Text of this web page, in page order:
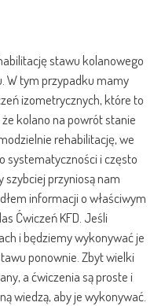
stawu kolanowego
W tym przypadku mamy
izometrycznych, które to
kolano na powrót stanie
rehabilitację, we
systematyczności i często
przyniosą nam
informacji o właściwym
Ćwiczeń KFD. Jeśli
i będziemy wykonywać je
ponownie. Zbyt wielki
a ćwiczenia są proste i
wiedzą, aby je wykonywać.